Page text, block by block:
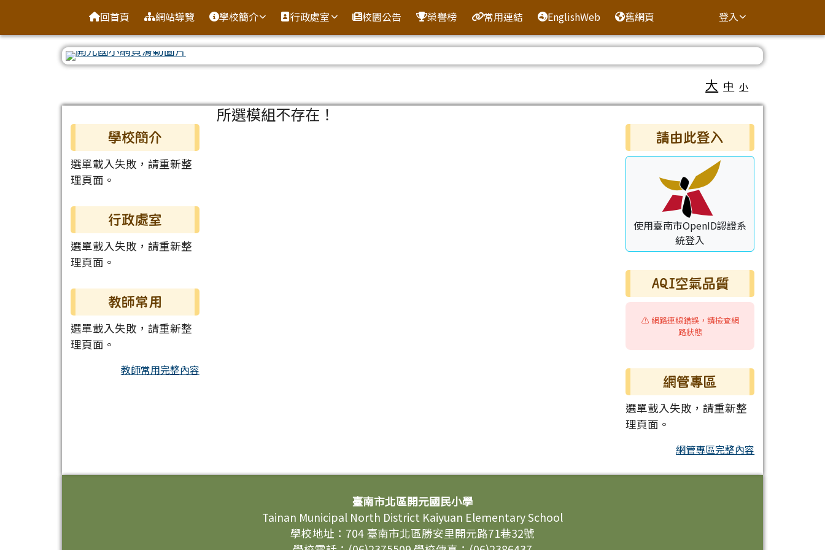
臺南市北區開元國民小學全球資訊網
回首頁 網站導覽 學校簡介 行政處室 校園公告 榮譽榜 常用連結 EnglishWeb 舊網頁 登入
大 中 小
左邊區域內容
學校簡介
選單載入失敗，請重新整
理頁面。
行政處室
選單載入失敗，請重新整
理頁面。
教師常用
選單載入失敗，請重新整
理頁面。
教師常用完整內容
主內容區域
所選模組不存在！
右邊區域內容
請由此登入
使用臺南市OpenID認證系
統登入
AQI空氣品質
⚠️ 網路連線錯誤，請檢查網
路狀態
網管專區
選單載入失敗，請重新整
理頁面。
網管專區完整內容
頁尾區域
臺南市北區開元國民小學
Tainan Municipal North District Kaiyuan Elementary School
學校地址：704 臺南市北區勝安里開元路71巷32號